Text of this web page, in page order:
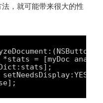
，就可能带来很大的性
*stats = [myDoc